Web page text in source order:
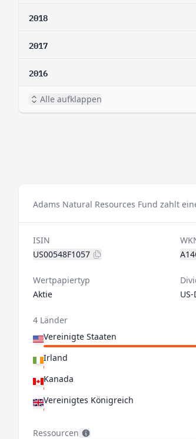
2018
2017
2016
Alle aufklappen
Adams Natural Resources Fund zahlt
ISIN
US00548F1057
Wertpapiertyp
Aktie
4 Länder
Vereinigte Staaten
Irland
Kanada
Vereinigtes Königreich
Ressourcen